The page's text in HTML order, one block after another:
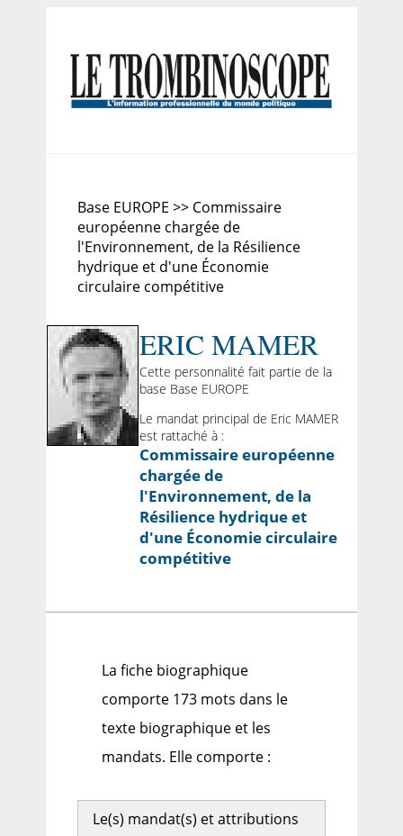
Base EUROPE >> Commissaire
européenne chargée de
l'Environnement, de la Résilience
hydrique et d'une Économie
circulaire compétitive
ERIC MAMER
Cette personnalité fait partie de la
base Base EUROPE
Le mandat principal de Eric MAMER
est rattaché à :
Commissaire européenne
chargée de
l'Environnement, de la
Résilience hydrique et
d'une Économie circulaire
compétitive
La fiche biographique
comporte 173 mots dans le
texte biographique et les
mandats. Elle comporte :
Le(s) mandat(s) et attributions